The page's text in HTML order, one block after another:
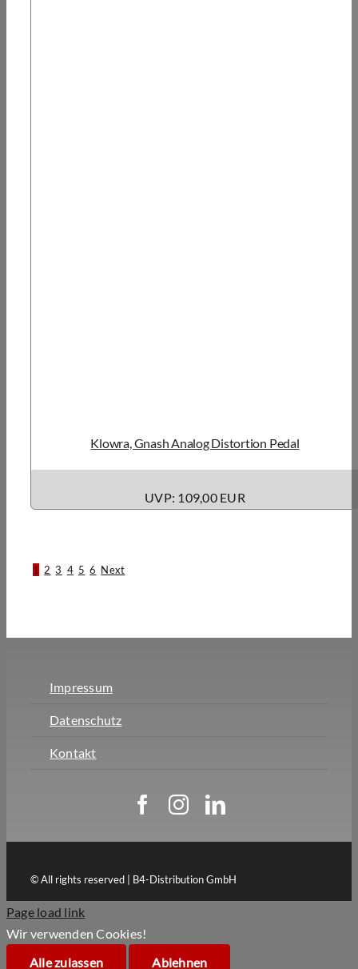
Klowra, Gnash Analog Distortion Pedal
UVP: 109,00 EUR
1 2 3 4 5 6 Next
Impressum
Datenschutz
Kontakt
© All rights reserved | B4-Distribution GmbH
Page load link
Wir verwenden Cookies!
Alle zulassen
Ablehnen